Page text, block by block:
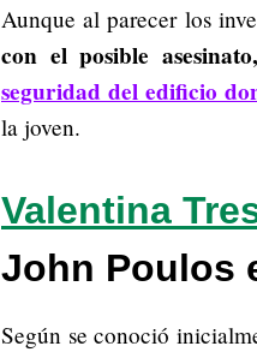
Aunque al parecer los
con el posible asesinato,
seguridad del edificio
la joven.
Valentina
John Poulos
Según se conoció